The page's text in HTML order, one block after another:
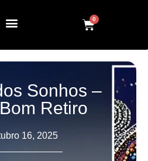
0
Sonhos –
Retiro